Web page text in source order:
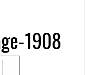
1908